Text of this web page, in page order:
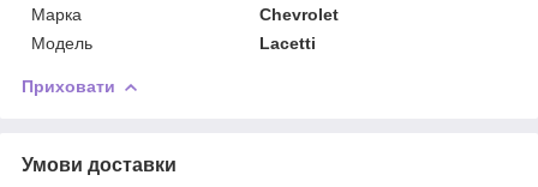
Марка
Chevrolet
Модель
Lacetti
Приховати
Умови доставки